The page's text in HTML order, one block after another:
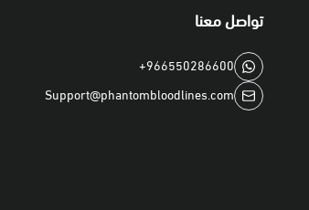
تواصل معنا
+966550286600
Support@phantombloodlines.com